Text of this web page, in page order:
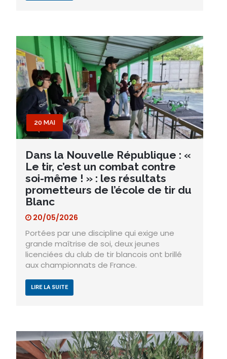
20 MAI
Dans la Nouvelle République : «
Le tir, c’est un combat contre
soi-même ! » : les résultats
prometteurs de l’école de tir du
Blanc
20/05/2026
Portées par une discipline qui exige une
grande maîtrise de soi, deux jeunes
licenciées du club de tir blancois ont brillé
aux championnats de France.
LIRE LA SUITE